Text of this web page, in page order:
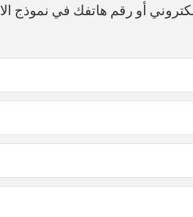
أو رقم هاتفك في